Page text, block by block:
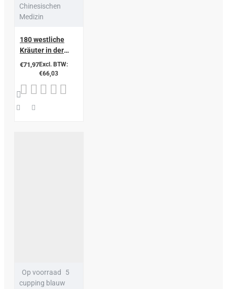
Chinesischen
Medizin
180 westliche
Kräuter in der
Chinesischen
Medizin
€71,97Excl. BTW:
€66,03
Op voorraad
5
cupping blauw